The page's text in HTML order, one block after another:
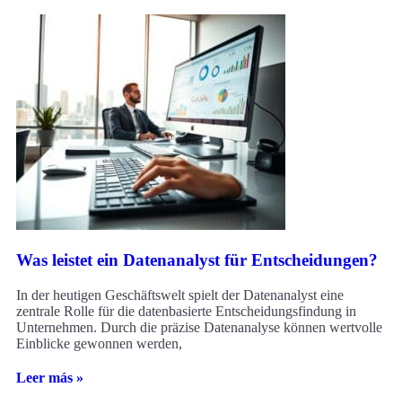
Was leistet ein Datenanalyst für Entscheidungen?
In der heutigen Geschäftswelt spielt der Datenanalyst eine
zentrale Rolle für die datenbasierte Entscheidungsfindung in
Unternehmen. Durch die präzise Datenanalyse können wertvolle
Einblicke gewonnen werden,
Leer más »